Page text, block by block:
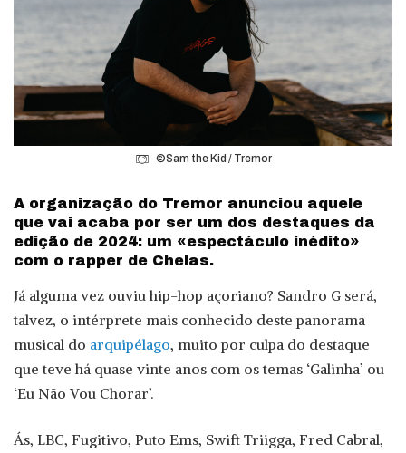
©Sam the Kid / Tremor
A organização do Tremor anunciou aquele
que vai acaba por ser um dos destaques da
edição de 2024: um «espectáculo inédito»
com o rapper de Chelas.
Já alguma vez ouviu hip-hop açoriano? Sandro G será,
talvez, o intérprete mais conhecido deste panorama
musical do arquipélago, muito por culpa do destaque
que teve há quase vinte anos com os temas ‘Galinha’ ou
‘Eu Não Vou Chorar’.
Ás, LBC, Fugitivo, Puto Ems, Swift Triigga, Fred Cabral,